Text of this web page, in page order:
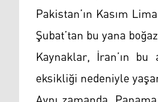
Pakistan’ın Kasım
Şubat’tan bu yana
Kaynaklar, İran’ın
eksikliği nedeniyle